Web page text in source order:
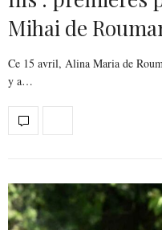
Mihai de
Ce 15 avril, Alina Maria de
y a…